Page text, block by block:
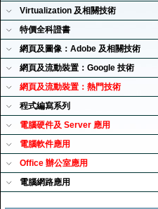
Virtualization 及相關技術
特價全科證書
網頁及圖像：Adobe 及相關技術
網頁及流動裝置：Google 技術
網頁及流動裝置：熱門技術
程式編寫系列
電腦硬件及 Server 應用
電腦軟件應用
Office 辦公室應用
電腦網路應用